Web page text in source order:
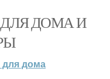
ДЛЯ ДОМА И
для дома